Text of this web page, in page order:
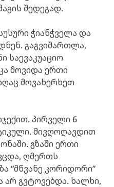
შედეგად.
ჭიანჭველა და
გაგვიმართლა,
საევაკუაციო
მოვიდა ერთი
მოვახერხეთ
პირველი 6
მივღოღავდით
გზაში ერთი
ღმერთს
“მწვანე კორიდორი”
არ გვტოვებდა. ხალხი,